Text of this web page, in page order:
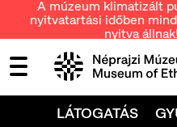
A múzeum klimatizált
nyitvatartási időben
nyitva állnak!
LÁTOGATÁS